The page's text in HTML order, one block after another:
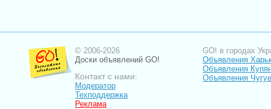
© 2006-2026
Доски объявлений GO!
Контакт с нами:
Модератор
Техподдержка
Реклама
GO! в городах
Объявления
Объявления
Объявления